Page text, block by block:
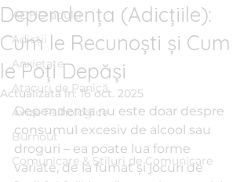
ADHD adulți
Adicții
Anxietate
Atacuri de Panică
Avize Psihologice
Burnout
Comunicare & Stiluri de Comunicare
Dependența (Adicțiile):
Cum le Recunoști și Cum
le Poți Depăși
Actualizată în:16 oct. 2025
Dependența nu este doar despre
consumul excesiv de alcool sau
droguri – ea poate lua forme
variate, de la fumat și jocuri de